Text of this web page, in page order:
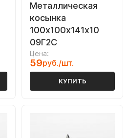
Металлическая
косынка
100х100х141х10
09Г2С
Цена:
59руб./шт.
КУПИТЬ